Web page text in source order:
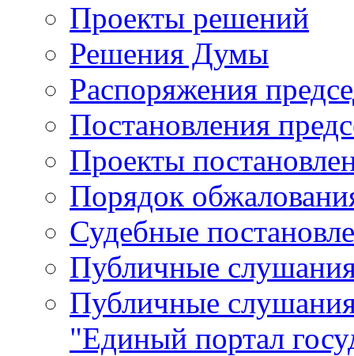
Проекты решений
Решения Думы
Распоряжения
Постановления
Проекты
Порядок
Судебные
Публичные
Публичные
"Единый портал